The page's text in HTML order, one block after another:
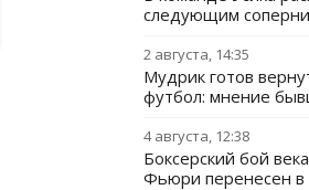
следующим
2 августа, 14:35
Мудрик готов
футбол: мнение
4 августа, 12:38
Боксерский бой
Фьюри перенесен